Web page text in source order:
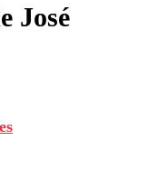
José